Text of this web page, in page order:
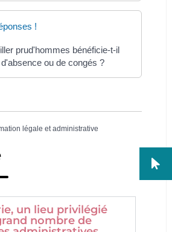
!
prud'hommes bénéficie-t-il
ou de congés ?
légale et administrative
un lieu privilégié
nombre de